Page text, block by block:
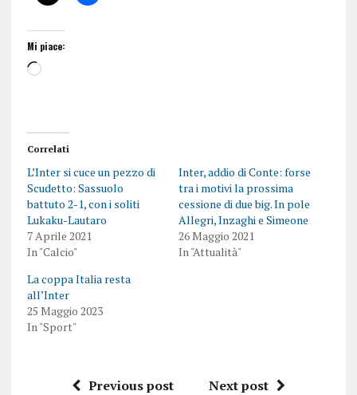
Mi piace:
Correlati
L’Inter si cuce un pezzo di
Scudetto: Sassuolo
battuto 2-1, con i soliti
Lukaku-Lautaro
7 Aprile 2021
In "Calcio"
Inter, addio di Conte: forse
tra i motivi la prossima
cessione di due big. In pole
Allegri, Inzaghi e Simeone
26 Maggio 2021
In "Attualità"
La coppa Italia resta
all’Inter
25 Maggio 2023
In "Sport"
Previous post Next post